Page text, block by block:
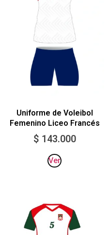
Uniforme de Voleibol
Femenino Liceo Francés
$ 143.000
Ver